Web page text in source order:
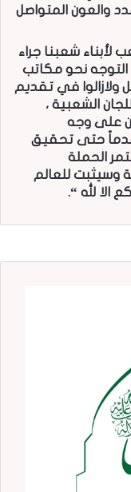
والعون المتواصل
لأبناء شعبنا جراء
التوجه نحو مكاتب
ولازالوا في تقديم
الشعبية ،
على وجه
حتى تحقيق
الحملة
وسيثبت للعالم
الا لله “.